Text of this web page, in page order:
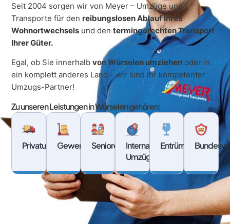
Seit 2004 sorgen wir von Meyer – Umzüge und
Transporte für den reibungslosen Ablauf Ihres
Wohnortwechsels und dentermingerechten Transport
Ihrer Güter.
Egal, ob Sie innerhalbvon Würselen umziehen oder in
ein komplett anderes Land – wir sind Ihr kompetenter
Umzugs-Partner!
Zu unseren Leistungen in Würselen gehören:
PrivatumzügeGewerbeumzügeSeniorenumzügeInternationale
Umzüge
Entrümpelung